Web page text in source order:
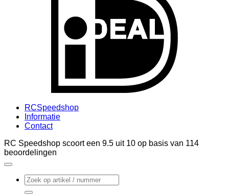
RCSpeedshop
Informatie
Contact
RC Speedshop scoort een 9.5 uit 10 op basis van 114
beoordelingen
Zoeken
naar: